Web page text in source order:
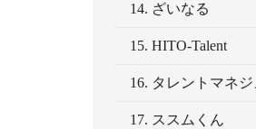
14. ざいなる
15. HITO-Talent
16. タレントマネジ
17. ススムくん